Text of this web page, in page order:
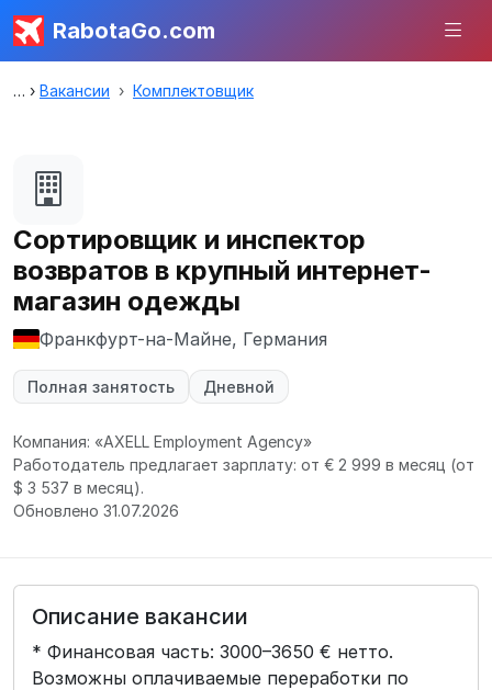
RabotaGo.com
Вакансии Комплектовщик
Сортировщик и инспектор
возвратов в крупный интернет-
магазин одежды
Франкфурт-на-Майне, Германия
Полная занятость Дневной
Компания: «AXELL Employment Agency»
Работодатель предлагает зарплату: от € 2 999 в месяц (от
$ 3 537 в месяц).
Обновлено 31.07.2026
Описание вакансии
* Финансовая часть: 3000–3650 € нетто.
Возможны оплачиваемые переработки по